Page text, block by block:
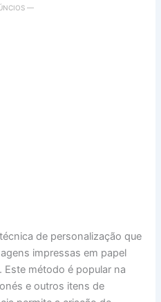
—
de personalização que
impressas em papel
método é popular na
e outros itens de